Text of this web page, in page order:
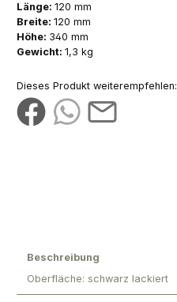
Länge: 120 mm
Breite: 120 mm
Höhe: 340 mm
Gewicht: 1,3 kg
Dieses Produkt weiterempfehlen:
Beschreibung
Oberfläche: schwarz lackiert